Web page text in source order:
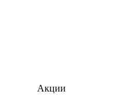
Акции